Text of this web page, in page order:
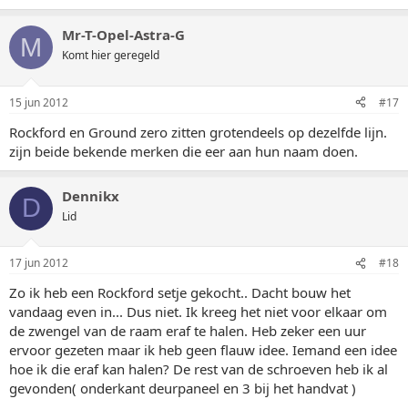
M Mr-T-Opel-Astra-G
Komt hier geregeld
15 jun 2012 #17
Rockford en Ground zero zitten grotendeels op dezelfde lijn.
zijn beide bekende merken die eer aan hun naam doen.
D Dennikx
Lid
17 jun 2012 #18
Zo ik heb een Rockford setje gekocht.. Dacht bouw het
vandaag even in... Dus niet. Ik kreeg het niet voor elkaar om
de zwengel van de raam eraf te halen. Heb zeker een uur
ervoor gezeten maar ik heb geen flauw idee. Iemand een idee
hoe ik die eraf kan halen? De rest van de schroeven heb ik al
gevonden( onderkant deurpaneel en 3 bij het handvat )